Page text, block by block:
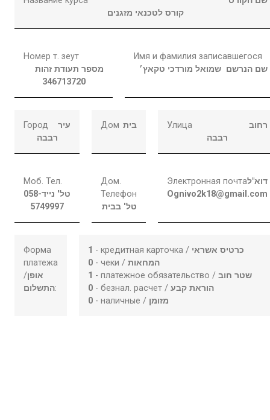
קורס לטכנאי מזגנים
Номер т. зеут
מספר תעודת זהות
346713720
Имя и фамилия записавшегося
שם הנרשם שמואל מורדכי טקאץ׳
Город
עיר
רבבה
Дом בית Улица
רחוב
רבבה
Моб. Тел.
טל' נייד058-
5749997
Дом.
Телефон
טל' בבית
Электронная почтаדוא"ל
Ognivo2k18@gmail.com
Форма
платежа
/אופן
התשלום:
1 - кредитная карточка / כרטיס אשראי
0 - чеки /המחאות
1 - платежное обязательство /שטר חוב
0 - безнал. расчет /הוראת קבע
0 - наличные / מזומן